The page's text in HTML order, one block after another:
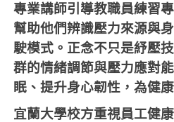
專業講師引導教職員練習
幫助他們辨識壓力來源與
駛模式。正念不只是紓壓
群的情緒調節與壓力應對
眠、提升身心韌性，為健
宜蘭大學校方重視員工健